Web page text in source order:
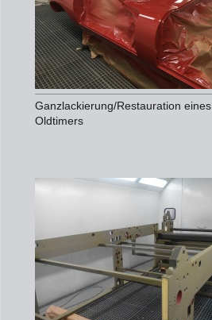
Ganzlackierung/Restauration eines
Oldtimers